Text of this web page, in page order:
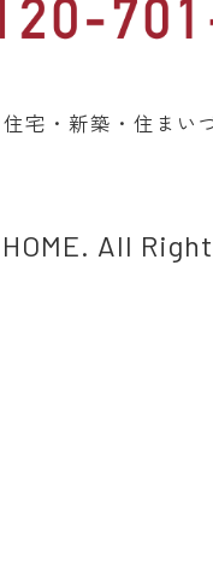
宅・新築・住まい
All